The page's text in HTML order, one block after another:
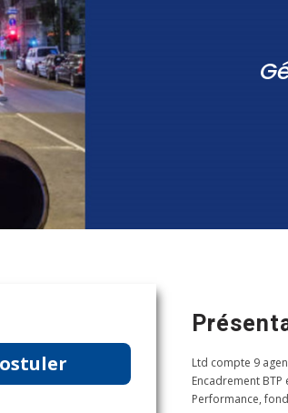
Ltd compte 9
Encadrement
Performance,